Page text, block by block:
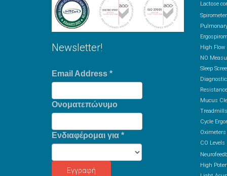
Newsletter!
Email Address *
Ονοματεπώνυμο
Ενδιαφέρομαι για *
Lactose
High Flow
NO
Sleep
Mucus
Treadmills
Cycle
Oximeters
CO
High